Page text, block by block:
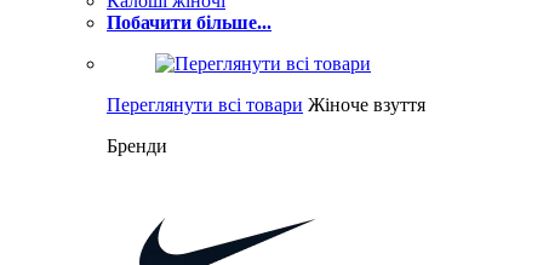
Побачити більше...
Переглянути всі товари Жіноче взуття
Бренди